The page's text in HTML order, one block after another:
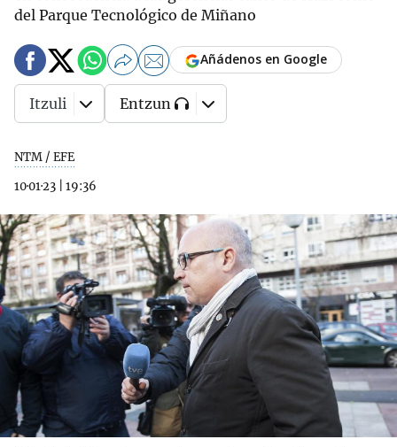
del Parque Tecnológico de Miñano
NTM / EFE
10·01·23
19:36
Añádenos en Google
Itzuli Entzun